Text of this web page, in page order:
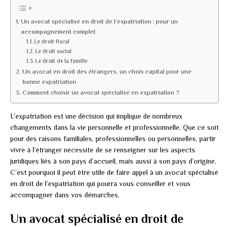
Un avocat spécialisé en droit de l’expatriation : pour un
accompagnement complet
Le droit fiscal
Le droit social
Le droit de la famille
Un avocat en droit des étrangers, un choix capital pour une
bonne expatriation
Comment choisir un avocat spécialisé en expatriation ?
L’expatriation est une décision qui implique de nombreux
changements dans la vie personnelle et professionnelle. Que ce soit
pour des raisons familiales, professionnelles ou personnelles, partir
vivre à l’étranger nécessite de se renseigner sur les aspects
juridiques liés à son pays d’accueil, mais aussi à son pays d’origine.
C’est pourquoi il peut être utile de faire appel à un avocat spécialisé
en droit de l’expatriation qui pourra vous conseiller et vous
accompagner dans vos démarches.
Un avocat spécialisé en droit de